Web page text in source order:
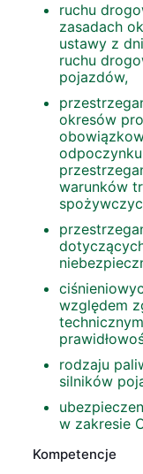
ruchu
zasadach
ustawy z
ruchu
pojazdów,
okresów
warunków
względem
rodzaju
silników
w zakresie
Kompetencje